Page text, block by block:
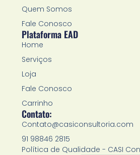
Quem Somos
Fale Conosco
Plataforma EAD
Home
Serviços
Loja
Fale Conosco
Carrinho
Contato:
Contato@casiconsultoria.com
91 98846 2815
Política de Qualidade - CASI